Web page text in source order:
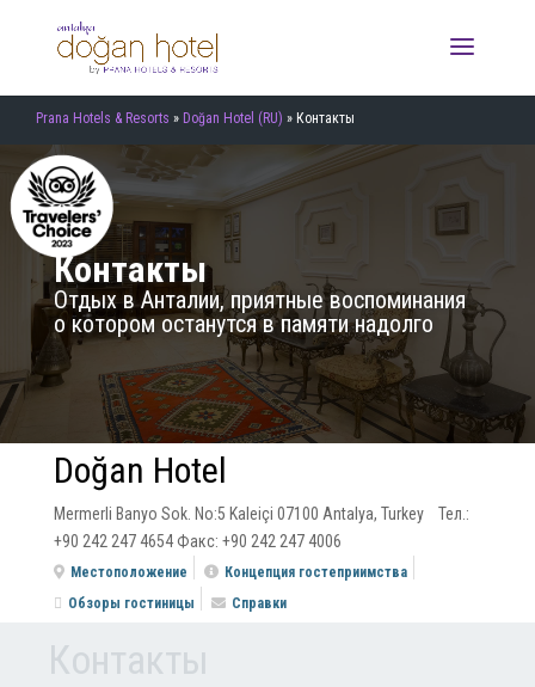
Prana Hotels & Resorts » Doğan Hotel (RU) » Контакты
Контакты
Отдых в Анталии, приятные воспоминания
о котором останутся в памяти надолго
Doğan Hotel
Mermerli Banyo Sok. No:5 Kaleiçi 07100 Antalya, Turkey Тел.:
+90 242 247 4654 Факс: +90 242 247 4006
Местоположение
Концепция гостеприимства
Обзоры гостиницы
Справки
Контакты